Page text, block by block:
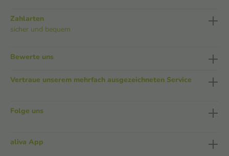
Zahlarten
sicher und bequem
Bewerte uns
Vertraue unserem mehrfach ausgezeichneten Service
Folge uns
aliva App